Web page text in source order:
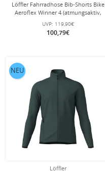
Löffler Fahrradhose Bib-Shorts Bike
Aeroflex Winner 4 (atmungsaktiv,
schnelltrocknend) schwarz Herren
UVP: 119,90€
100,79€
Löffler
NEU